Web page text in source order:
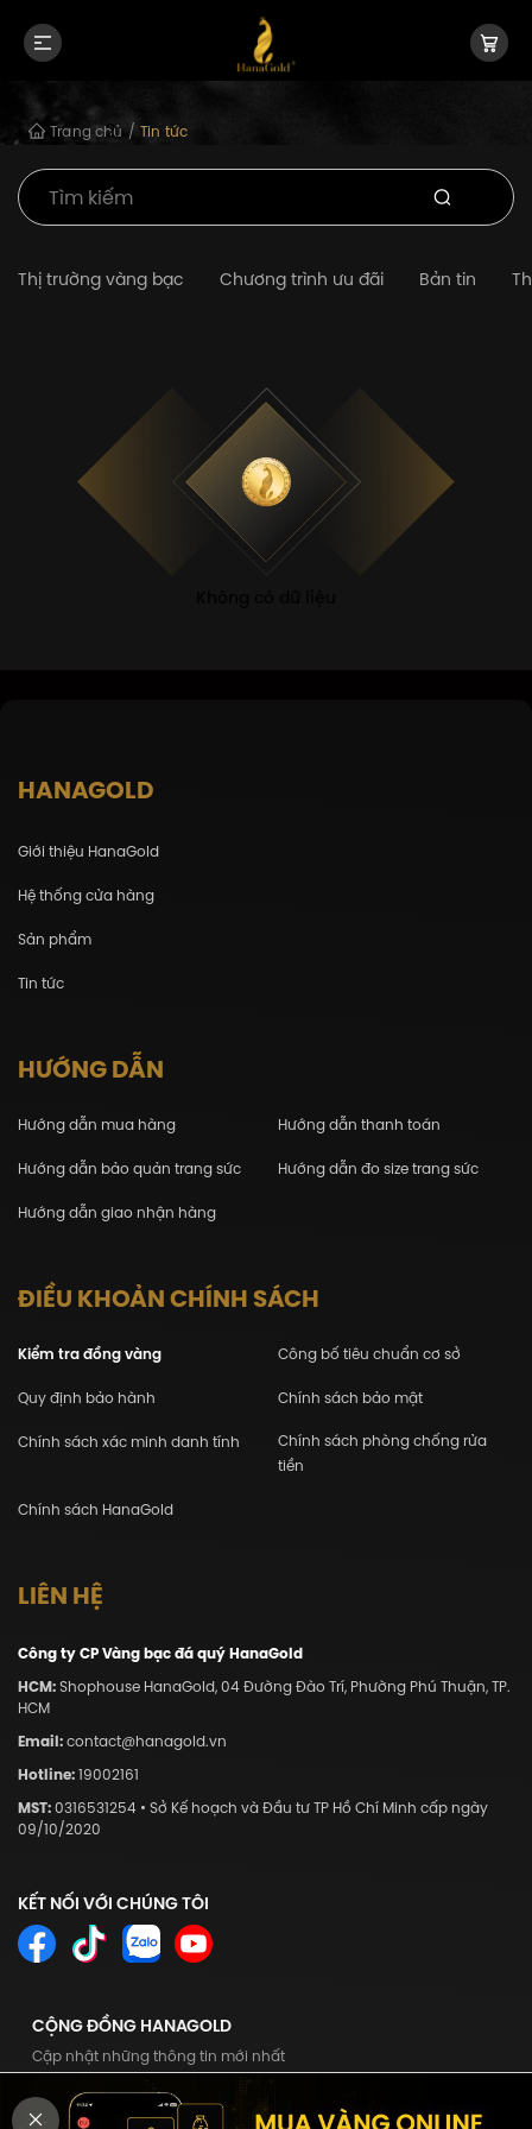
Trang chủ / Tin tức
Thị trường vàng bạc Chương trình ưu đãi Bản tin
HANAGOLD
Giới thiệu HanaGold
Hệ thống cửa hàng
Sản phẩm
Tin tức
HƯỚNG DẪN
Hướng dẫn mua hàng Hướng dẫn thanh toán
Hướng dẫn bảo quản trang sức Hướng dẫn đo size trang sức
Hướng dẫn giao nhận hàng
ĐIỀU KHOẢN CHÍNH SÁCH
Kiểm tra đồng vàng Công bố tiêu chuẩn cơ sở
Quy định bảo hành Chính sách bảo mật
Chính sách xác minh danh tính
Chính sách phòng chống rửa
tiền
Chính sách HanaGold
LIÊN HỆ
Công ty CP Vàng bạc đá quý HanaGold
HCM:Shophouse HanaGold, 04 Đường Đào Trí, Phường Phú Thuận, TP.
HCM
Email:contact@hanagold.vn
Hotline:19002161
MST:0316531254 • Sở Kế hoạch và Đầu tư TP Hồ Chí Minh cấp ngày
09/10/2020
KẾT NỐI VỚI CHÚNG TÔI
CỘNG ĐỒNG HANAGOLD
Cập nhật những thông tin mới nhất
Tham gia